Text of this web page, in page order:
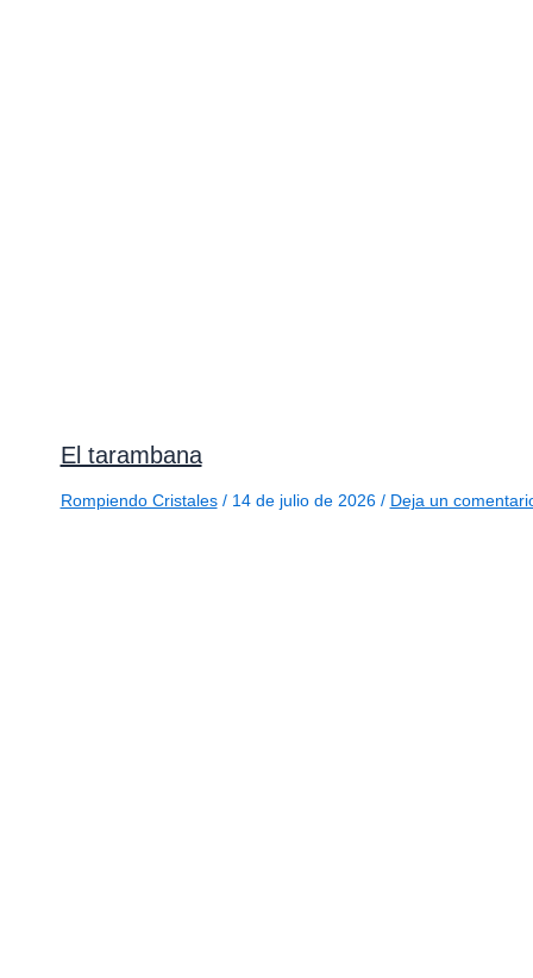
El tarambana
Rompiendo Cristales/ 14 de julio de 2026 / Deja un